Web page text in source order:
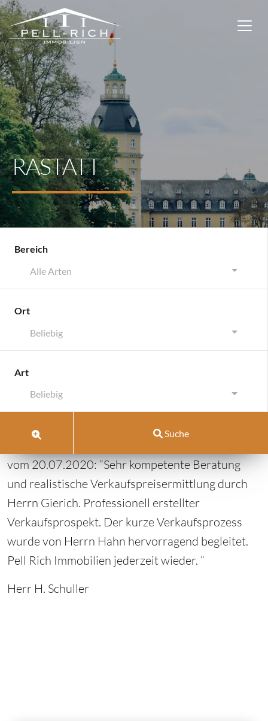
RASTATT
Bereich
Alle Arten
Ort
Beliebig
Art
Beliebig
Suche
Rastatt
Rastatt
schreiben
vom 20.07.2020: “Sehr kompetente Beratung
und realistische Verkaufspreisermittlung durch
Herrn Gierich. Professionell erstellter
Verkaufsprospekt. Der kurze Verkaufsprozess
wurde von Herrn Hahn hervorragend begleitet.
Pell Rich Immobilien jederzeit wieder. “
Herr H. Schuller